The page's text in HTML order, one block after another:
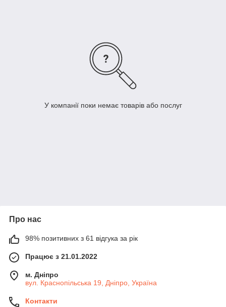
У компанії поки немає товарів або послуг
Про нас
98% позитивних з 61 відгука за рік
Працює з 21.01.2022
м. Дніпро
вул. Краснопільська 19, Дніпро, Україна
Контакти